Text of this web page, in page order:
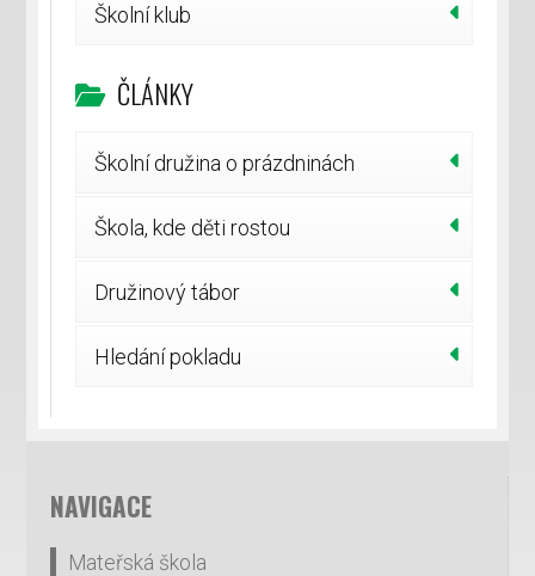
Školní klub
ČLÁNKY
Školní družina o prázdninách
Škola, kde děti rostou
Družinový tábor
Hledání pokladu
NAVIGACE
Mateřská škola